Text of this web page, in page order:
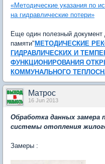
«Методические указания по
на гидравлические потери»
Еще один полезный документ
памяти" МЕТОДИЧЕСКИЕ
ГИДРАВЛИЧЕСКИХ И
ФУНКЦИОНИРОВАНИЯ
КОММУНАЛЬНОГО
Матрос
16 Jun 2013
Обработка данных
системы отопления
Замеры :